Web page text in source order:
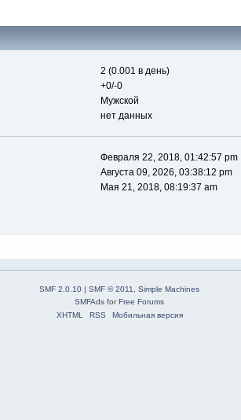
2 (0.001 в день)
+0/-0
Мужской
нет данных
Февраля 22, 2018, 01:42:57 pm
Августа 09, 2026, 03:38:12 pm
Мая 21, 2018, 08:19:37 am
SMF 2.0.10 |SMF © 2011,Simple Machines
SMFAds forFree Forums
XHTML
RSS Мобильная версия